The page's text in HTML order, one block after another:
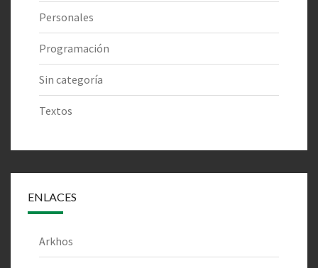
Personales
Programación
Sin categoría
Textos
ENLACES
Arkhos